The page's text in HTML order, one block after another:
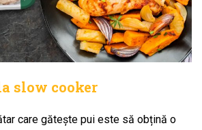
slow cooker
care gătește pui este să obțină o